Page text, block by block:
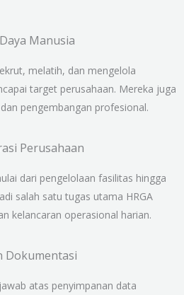
Manusia
melatih, dan mengelola
target perusahaan. Mereka juga
pengembangan profesional.
Perusahaan
dari pengelolaan fasilitas hingga
salah satu tugas utama HRGA
kelancaran operasional harian.
Dokumentasi
atas penyimpanan data